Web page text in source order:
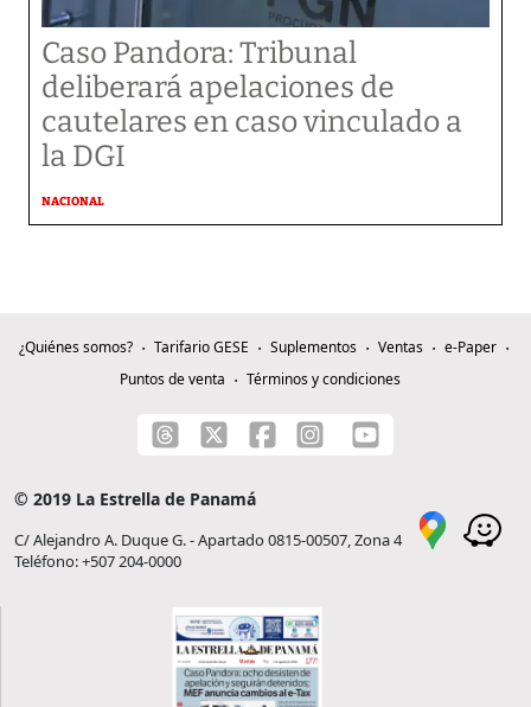
Caso Pandora: Tribunal
deliberará apelaciones de
cautelares en caso vinculado a
la DGI
NACIONAL
¿Quiénes somos? Tarifario GESE Suplementos Ventas
e-Paper
Puntos de venta
Términos y condiciones
© 2019 La Estrella de Panamá
C/ Alejandro A. Duque G. - Apartado 0815-00507, Zona 4
Teléfono: +507 204-0000